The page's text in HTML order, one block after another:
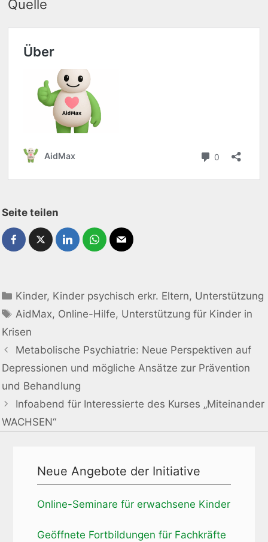
Quelle
Seite teilen
Kinder, Kinder psychisch erkr. Eltern, Unterstützung
AidMax, Online-Hilfe, Unterstützung für Kinder in
Krisen
Metabolische Psychiatrie: Neue Perspektiven auf
Depressionen und mögliche Ansätze zur Prävention
und Behandlung
Infoabend für Interessierte des Kurses „Miteinander
WACHSEN“
Neue Angebote der Initiative
Online-Seminare für erwachsene Kinder
Geöffnete Fortbildungen für Fachkräfte